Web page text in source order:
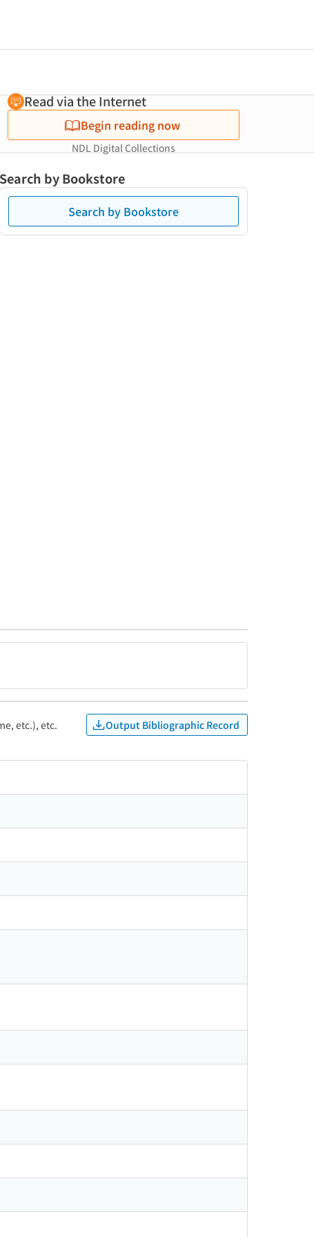
Read via the Internet
Begin reading now
NDL Digital Collections
Search by Bookstore
Search by Bookstore
etc.), etc. Output Bibliographic Record